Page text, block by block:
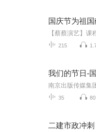
国庆节为祖
215
我们的节日-
35
二建市政冲